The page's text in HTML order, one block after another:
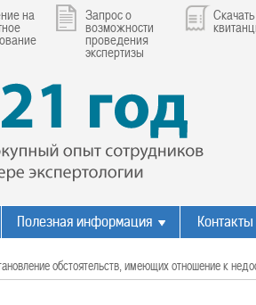
на Запрос о
возможности
проведения
экспертизы
Скачать
Полезная информация Контакты
обстоятельств, имеющих отношение к